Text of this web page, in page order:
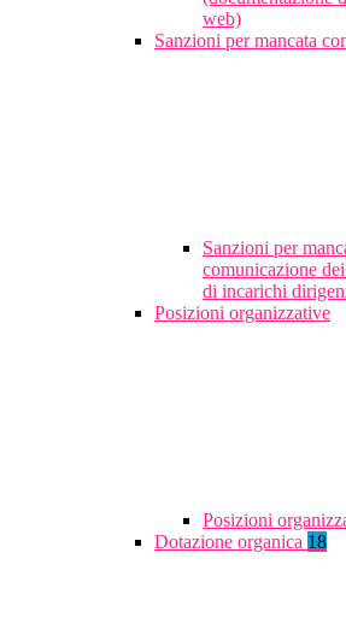
web)
Sanzioni per mancata
Sanzioni per
comunicazione
di incarichi
Posizioni organizzative
Posizioni
Dotazione organica 18